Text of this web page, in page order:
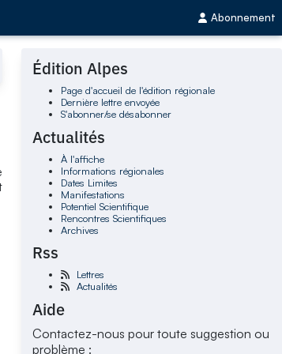
Abonnement
Édition Alpes
Page d'accueil de l'édition régionale
Dernière lettre envoyée
S'abonner/se désabonner
Actualités
À l'affiche
Informations régionales
Dates Limites
Manifestations
Potentiel Scientifique
Rencontres Scientifiques
Archives
Rss
Lettres
Actualités
Aide
Contactez-nous pour toute suggestion ou
problème :